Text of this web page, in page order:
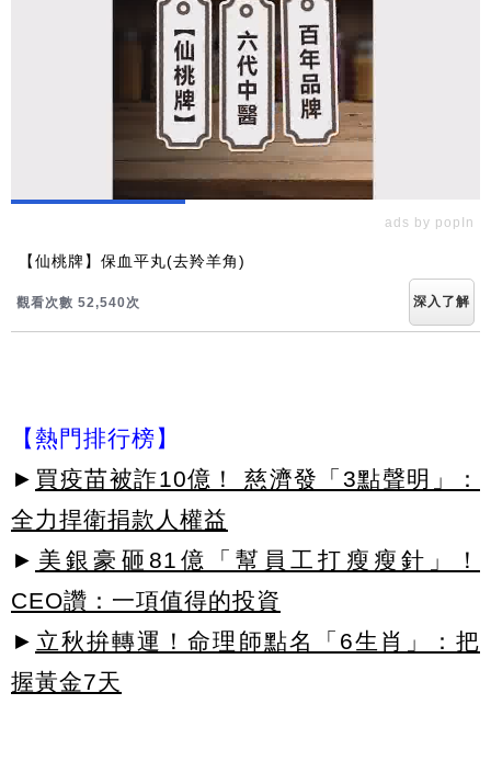
ads by popIn
【仙桃牌】保血平丸(去羚羊角)
觀看次數 52,540次 深入了解
【熱門排行榜】
► 買疫苗被詐10億！ 慈濟發「3點聲明」：
全力捍衛捐款人權益
► 美銀豪砸81億「幫員工打瘦瘦針」！
CEO讚：一項值得的投資
► 立秋拚轉運！命理師點名「6生肖」：把
握黃金7天